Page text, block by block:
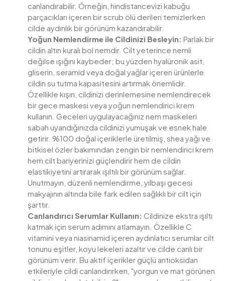
canlandırabilir. Örneğin, hindistancevizi kabuğu
parçacıkları içeren bir scrub ölü derileri temizlerken
cilde aydınlık bir görünüm kazandırabilir.
Yoğun Nemlendirme ile Cildinizi Besleyin: Parlak bir
cildin altın kuralı bol nemdir. Cilt yeterince nemli
değilse ışığını kaybeder; bu yüzden hyalüronik asit,
gliserin, seramid veya doğal yağlar içeren ürünlerle
cildin su tutma kapasitesini artırmak önemlidir.
Özellikle kışın, cildinizi derinlemesine nemlendirecek
bir gece maskesi veya yoğun nemlendirici krem
kullanın. Geceleri uygulayacağınız nem maskeleri
sabah uyandığınızda cildinizi yumuşak ve esnek hale
getirir. %100 doğal içeriklerle üretilmiş, shea yağı ve
bitkisel özler bakımından zengin bir nemlendirici krem
hem cilt bariyerinizi güçlendirir hem de cildin
elastikiyetini artırarak ışıltılı bir görünüm sağlar.
Unutmayın, düzenli nemlendirme, yılbaşı gecesi
makyajının altında bile fark edilen sağlıklı bir cilt için
şarttır.
Canlandırıcı Serumlar Kullanın: Cildinize ekstra ışıltı
katmak için serum adımını atlamayın. Özellikle C
vitamini veya niasinamid içeren aydınlatıcı serumlar cilt
tonunu eşitler, koyu lekeleri azaltır ve cilde canlı bir
görünüm verir. Bu aktif içerikler güçlü antioksidan
etkileriyle cildi canlandırırken, "yorgun ve mat görünen